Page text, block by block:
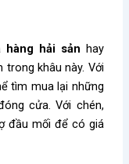
hàng hải sản hay
trong khâu này. Với
tìm mua lại những
cửa. Với chén,
đầu mối để có giá